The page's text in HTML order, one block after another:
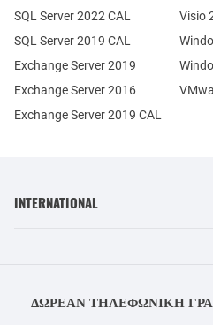
Exchange Server 2019
Exchange Server 2016
SQL Server 2022 CAL
SQL Server 2019 CAL
Exchange Server 2019 CAL
Visio
INTERNATIONAL
ΔΩΡΕΆΝ ΤΗΛΕΦΩΝΙΚΉ